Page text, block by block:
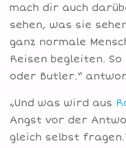
mach dir auch
sehen, was sie
ganz normale
Reisen begleiten.
oder Butler.“
„Und was wird aus
Angst vor der
gleich selbst